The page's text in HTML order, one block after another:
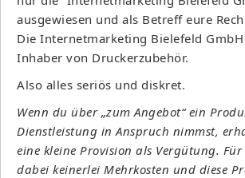
ausgewiesen und als Betreff eure
Die Internetmarketing Bielefeld
Inhaber von Druckerzubehör.
Also alles seriös und diskret.
Wenn du über „zum Angebot“ ein
Dienstleistung in Anspruch nimmst,
eine kleine Provision als Vergütung.
dabei keinerlei Mehrkosten und diese